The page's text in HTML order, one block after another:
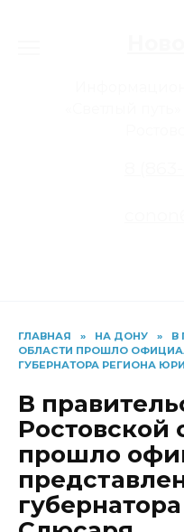
ГЛАВНАЯ » НА ДОНУ »
В
ОБЛАСТИ ПРОШЛО
ГУБЕРНАТОРА РЕГИОНА
В
Ростовской
прошло